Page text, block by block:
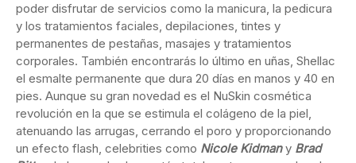
poder disfrutar de servicios como la manicura, la pedicura
y los tratamientos faciales, depilaciones, tintes y
permanentes de pestañas, masajes y tratamientos
corporales. También encontrarás lo último en uñas, Shellac
el esmalte permanente que dura 20 días en manos y 40 en
pies. Aunque su gran novedad es el NuSkin cosmética
revolución en la que se estimula el colágeno de la piel,
atenuando las arrugas, cerrando el poro y proporcionando
un efecto flash, celebrities como Nicole Kidmany Brad